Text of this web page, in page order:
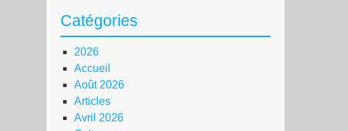
Catégories
2026
Accueil
Août 2026
Articles
Avril 2026